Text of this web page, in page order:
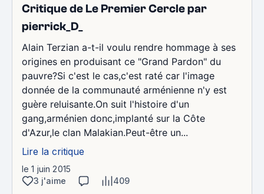
Critique de Le Premier Cercle par
pierrick_D_
Alain Terzian a-t-il voulu rendre hommage à ses
origines en produisant ce "Grand Pardon" du
pauvre?Si c'est le cas,c'est raté car l'image
donnée de la communauté arménienne n'y est
guère reluisante.On suit l'histoire d'un
gang,arménien donc,implanté sur la Côte
d'Azur,le clan Malakian.Peut-être un...
Lire la critique
le 1 juin 2015
3 j'aime
409